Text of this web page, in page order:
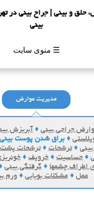
و بینی | جراح بینی در
بینی
☰ منوی سایت
مدیریت عوارض
جراحی بینی ♦ آبریزش
♦ براق شدن پوست بینی
♦ ترشحات ♦ ترشحات
♦ حساسیت ♦ خروپف ♦
اطراف چشمها ♦ گرفتگی بینی
عمل ♦ مشکلات بویایی ♦ ورم